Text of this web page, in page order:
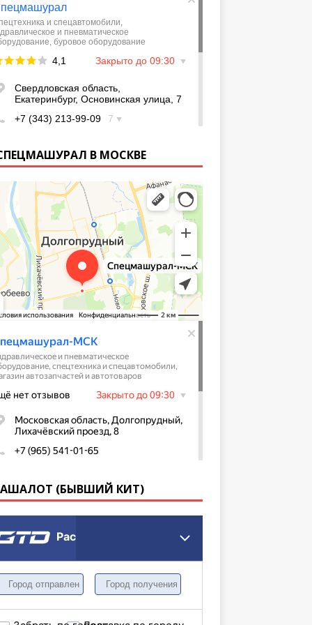
В МОСКВЕ
(БЫВШИЙ КИТ)
Расчет грузоперевозки